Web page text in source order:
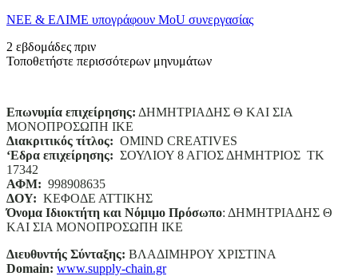
ΝΕΕ & ΕΛΙΜΕ υπογράφουν MoU συνεργασίας
2 εβδομάδες πριν
Τοποθετήστε περισσότερων μηνυμάτων
Επωνυμία επιχείρησης: ΔΗΜΗΤΡΙΑΔΗΣ Θ ΚΑΙ ΣΙΑ
ΜΟΝΟΠΡΟΣΩΠΗ ΙΚΕ
Διακριτικός τίτλος: ΟΜΙΝD CREATIVES
‘Eδρα επιχείρησης: ΣΟΥΛΙΟΥ 8 ΑΓΙΟΣ ΔΗΜΗΤΡΙΟΣ ΤΚ
17342
ΑΦΜ: 998908635
ΔΟΥ: ΚΕΦΟΔΕ ΑΤΤΙΚΗΣ
Όνομα Ιδιοκτήτη και Νόμιμο Πρόσωπο: ΔΗΜΗΤΡΙΑΔΗΣ Θ
ΚΑΙ ΣΙΑ ΜΟΝΟΠΡΟΣΩΠΗ ΙΚΕ
Διευθυντής Σύνταξης: ΒΛΑΔΙΜΗΡΟΥ ΧΡΙΣΤΙΝΑ
Domain: www.supply-chain.gr